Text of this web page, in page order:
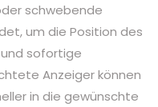
schwebende
um die Position des
sofortige
Anzeiger können
in die gewünschte